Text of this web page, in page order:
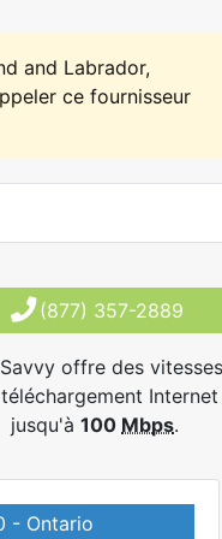
and Labrador,
ce fournisseur
(877) 357-2889
offre des vitesses
Internet
jusqu'à100 Mbps.
- Ontario